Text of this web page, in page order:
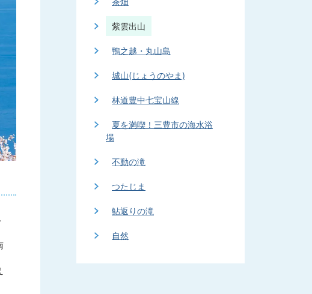
紫雲出山
鴨之越・丸山島
城山(じょうのやま)
林道豊中七宝山線
夏を満喫！三豊市の海水浴
場
不動の滝
つたじま
鮎返りの滝
自然